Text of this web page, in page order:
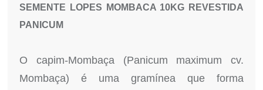
SEMENTE LOPES MOMBACA 10KG REVESTIDA
PANICUM
O capim-Mombaça (Panicum maximum cv.
Mombaça) é uma gramínea que forma